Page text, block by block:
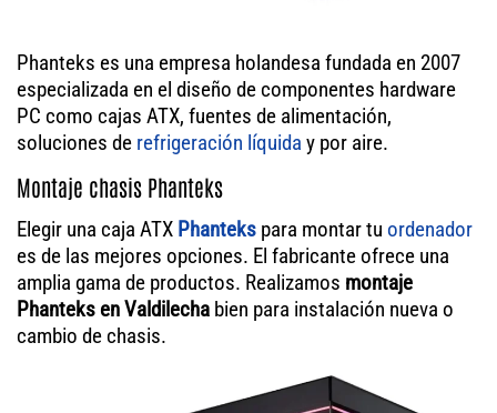
Phanteks es una empresa holandesa fundada en 2007
especializada en el diseño de componentes hardware
PC como cajas ATX, fuentes de alimentación,
soluciones de refrigeración líquida y por aire.
Montaje chasis Phanteks
Elegir una caja ATX Phanteks para montar tu ordenador
es de las mejores opciones. El fabricante ofrece una
amplia gama de productos. Realizamos montaje
Phanteks en Valdilecha bien para instalación nueva o
cambio de chasis.